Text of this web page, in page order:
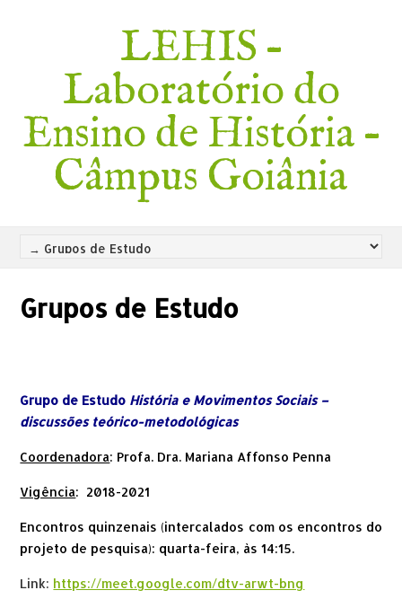
LEHIS –
Laboratório do
Ensino de História –
Câmpus Goiânia
Grupos de Estudo
Grupo de Estudo História e Movimentos Sociais –
discussões teórico-metodológicas
Coordenadora: Profa. Dra. Mariana Affonso Penna
Vigência: 2018-2021
Encontros quinzenais (intercalados com os encontros do
projeto de pesquisa): quarta-feira, às 14:15.
Link: https://meet.google.com/dtv-arwt-bng